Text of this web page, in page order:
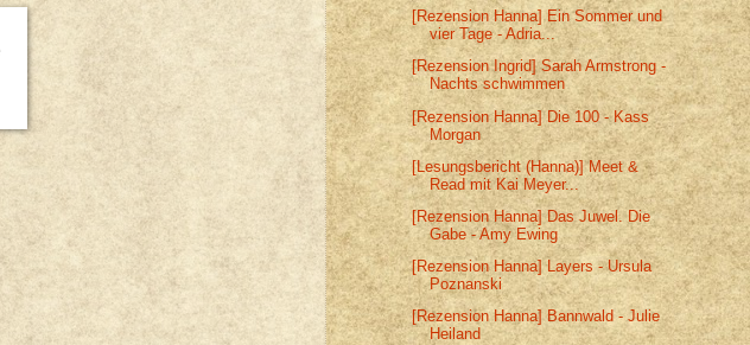
[Rezension Hanna] Ein Sommer und
vier Tage - Adria...
[Rezension Ingrid] Sarah Armstrong -
Nachts schwimmen
[Rezension Hanna] Die 100 - Kass
Morgan
[Lesungsbericht (Hanna)] Meet &
Read mit Kai Meyer...
[Rezension Hanna] Das Juwel. Die
Gabe - Amy Ewing
[Rezension Hanna] Layers - Ursula
Poznanski
[Rezension Hanna] Bannwald - Julie
Heiland